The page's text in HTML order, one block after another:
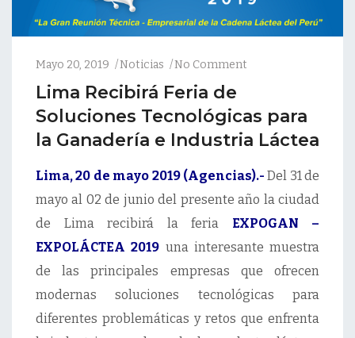
Mayo 20, 2019 Noticias No Comment
Lima Recibirá Feria de
Soluciones Tecnológicas para
la Ganadería e Industria Láctea
Lima, 20 de mayo 2019 (Agencias).- Del 31 de
mayo al 02 de junio del presente año la ciudad
de Lima recibirá la feria EXPOGAN –
EXPOLÁCTEA 2019 una interesante muestra
de las principales empresas que ofrecen
modernas soluciones tecnológicas para
diferentes problemáticas y retos que enfrenta